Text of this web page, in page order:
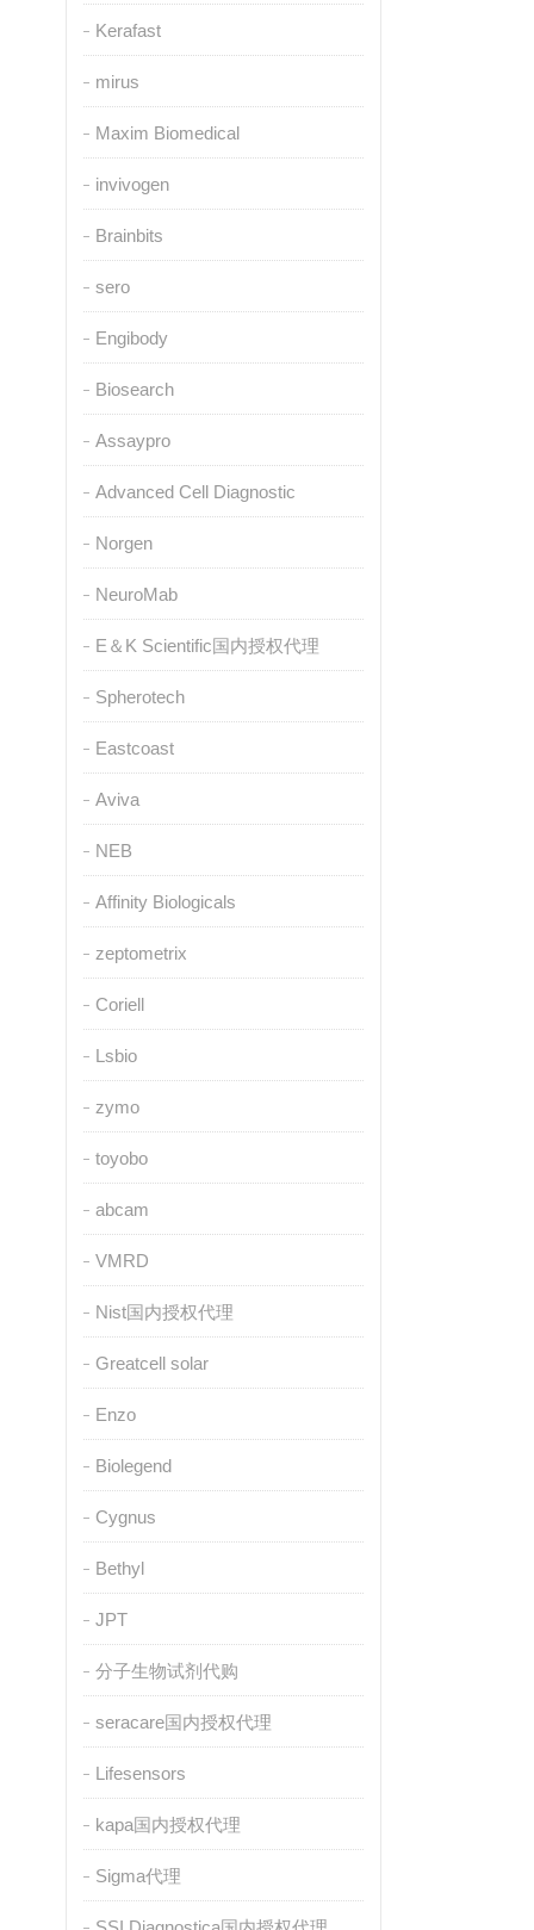
Kerafast
mirus
Maxim Biomedical
invivogen
Brainbits
sero
Engibody
Biosearch
Assaypro
Advanced Cell Diagnostic
Norgen
NeuroMab
E＆K Scientific国内授权代理
Spherotech
Eastcoast
Aviva
NEB
Affinity Biologicals
zeptometrix
Coriell
Lsbio
zymo
toyobo
abcam
VMRD
Nist国内授权代理
Greatcell solar
Enzo
Biolegend
Cygnus
Bethyl
JPT
分子生物试剂代购
seracare国内授权代理
Lifesensors
kapa国内授权代理
Sigma代理